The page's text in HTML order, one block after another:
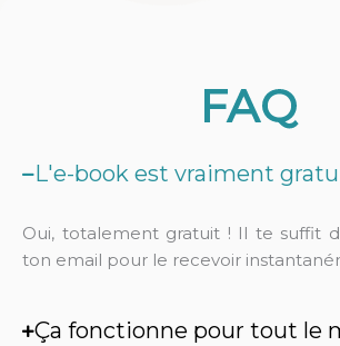
FAQ
L'e-book est vraiment
Oui, totalement gratuit ! Il te suffit
ton email pour le recevoir
Ça fonctionne pour tout le